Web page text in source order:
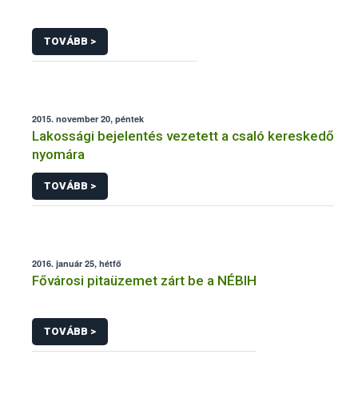
TOVÁBB >
2015. november 20, péntek
Lakossági bejelentés vezetett a csaló kereskedő
nyomára
TOVÁBB >
2016. január 25, hétfő
Fővárosi pitaüzemet zárt be a NÉBIH
TOVÁBB >